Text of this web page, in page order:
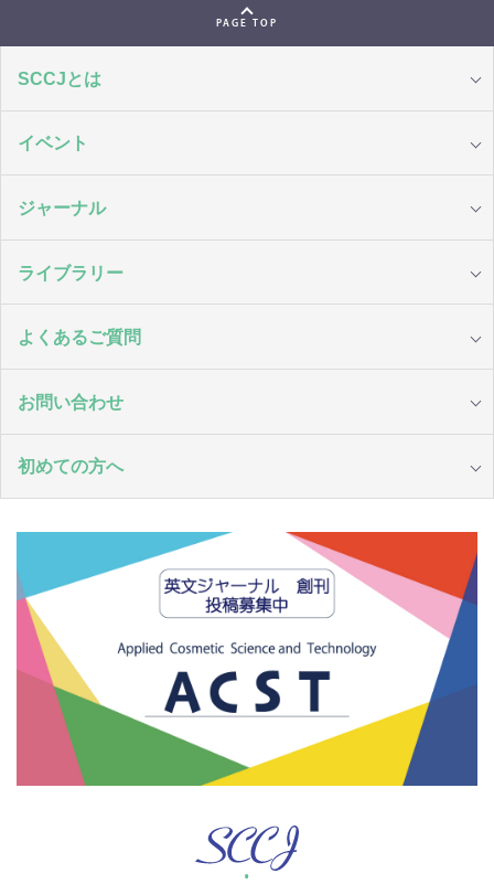
PAGE TOP
SCCJとは
イベント
ジャーナル
ライブラリー
よくあるご質問
お問い合わせ
初めての方へ